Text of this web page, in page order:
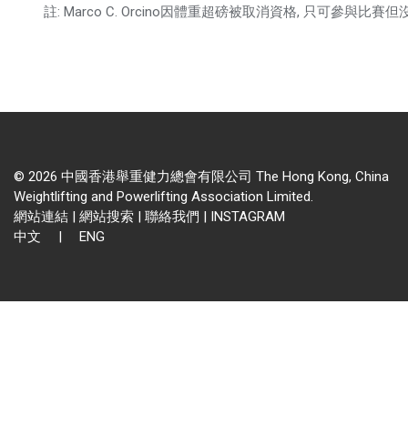
註: Marco C. Orcino因體重超磅被取消資格, 只可參與比賽但
© 2026 中國香港舉重健力總會有限公司 The Hong Kong, China
Weightlifting and Powerlifting Association Limited.
網站連結 | 網站搜索 | 聯絡我們 | INSTAGRAM
中文
| ENG